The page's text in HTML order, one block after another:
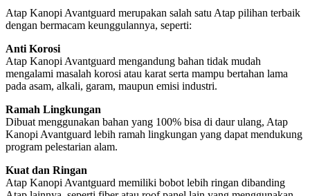
Atap Kanopi Avantguard merupakan salah satu Atap pilihan terbaik
dengan bermacam keunggulannya, seperti:
Anti Korosi
Atap Kanopi Avantguard mengandung bahan tidak mudah
mengalami masalah korosi atau karat serta mampu bertahan lama
pada asam, alkali, garam, maupun emisi industri.
Ramah Lingkungan
Dibuat menggunakan bahan yang 100% bisa di daur ulang, Atap
Kanopi Avantguard lebih ramah lingkungan yang dapat mendukung
program pelestarian alam.
Kuat dan Ringan
Atap Kanopi Avantguard memiliki bobot lebih ringan dibanding